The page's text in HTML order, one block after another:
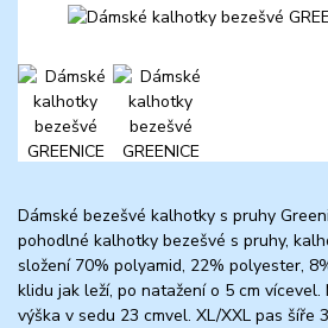
Dámské bezešvé kalhotky s pruhy
pohodlné kalhotky bezešvé s pruhy,
složení 70% polyamid, 22% polyester,
klidu jak leží, po natažení o 5 cm vícevel.
výška v sedu 23 cmvel. XL/XXL pas šíře